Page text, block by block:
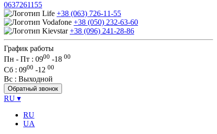
0637261155
+38 (063) 726-11-55
+38 (050) 232-63-60
+38 (096) 241-28-86
График работы
Пн - Пт : 0900 -18 00
Сб : 0900 -12 00
Вс : Выходной
Обратный звонок
RU ▾
RU
UA